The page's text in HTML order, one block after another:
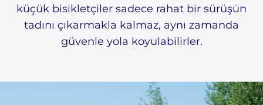
küçük bisikletçiler sadece rahat bir sürüşün
tadını çıkarmakla kalmaz, aynı zamanda
güvenle yola koyulabilirler.